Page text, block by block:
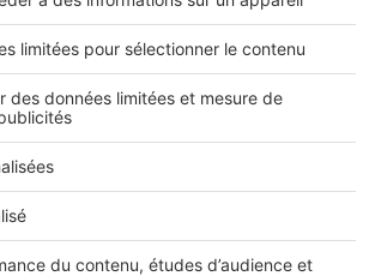
2 rue des Italiens 75009 Paris
01 53 38 80 00